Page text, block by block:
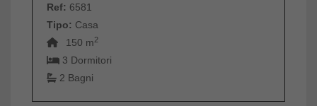
Ref: 6581
Tipo: Casa
150 m2
3 Dormitori
2 Bagni